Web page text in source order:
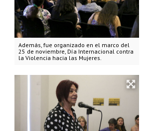
Además, fue organizado en el marco del
25 de noviembre, Día Internacional contra
la Violencia hacia las Mujeres.